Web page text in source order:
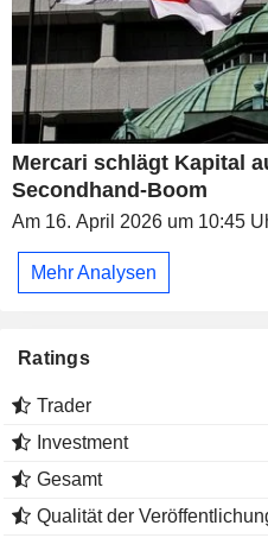
Mercari schlägt Kapital
Secondhand-Boom
Am 16. April 2026 um 10:45
Mehr Analysen
Ratings
Trader
Investment
Gesamt
Qualität der